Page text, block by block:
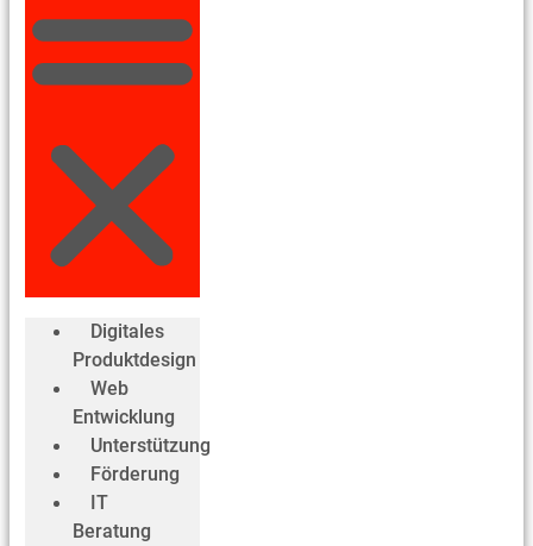
Digitales
Produktdesign
Web
Entwicklung
Unterstützung
Förderung
IT
Beratung